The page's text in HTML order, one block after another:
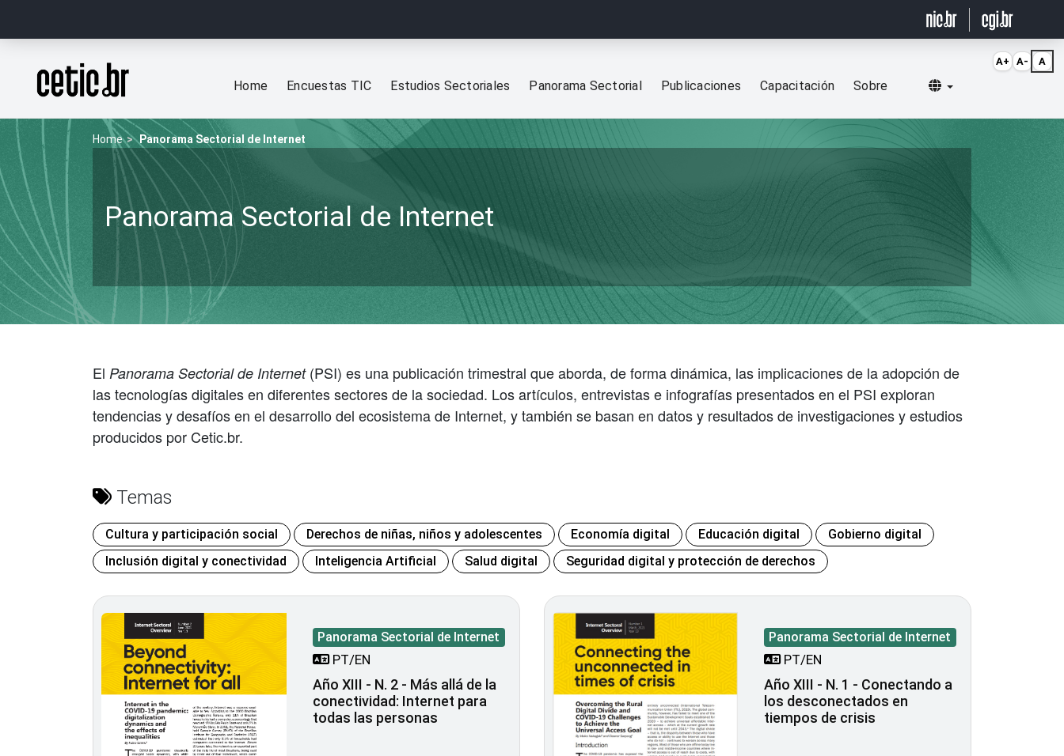
Página inicial
Home Encuestas TIC Estudios Sectoriales Panorama Sectorial Publicaciones Capacitación Sobre Selecionar idioma
Home Panorama Sectorial de Internet
Panorama Sectorial de Internet
El Panorama Sectorial de Internet(PSI) es una publicación trimestral que aborda, de forma dinámica, las implicaciones de la adopción de
las tecnologías digitales en diferentes sectores de la sociedad. Los artículos, entrevistas e infografías presentados en el PSI exploran
tendencias y desafíos en el desarrollo del ecosistema de Internet, y también se basan en datos y resultados de investigaciones y estudios
producidos por Cetic.br.
Temas
Cultura y participación social Derechos de niñas, niños y adolescentes Economía digital Educación digital
Gobierno digital
Inclusión digital y conectividad
Inteligencia Artificial Salud digital Seguridad digital y protección de derechos
Panorama Sectorial de Internet
PT/EN
Año XIII - N. 2 - Más allá de la
conectividad: Internet para
todas las personas
Panorama Sectorial de Internet
PT/EN
Año XIII - N. 1 - Conectando a
los desconectados en
tiempos de crisis
A+ A- A